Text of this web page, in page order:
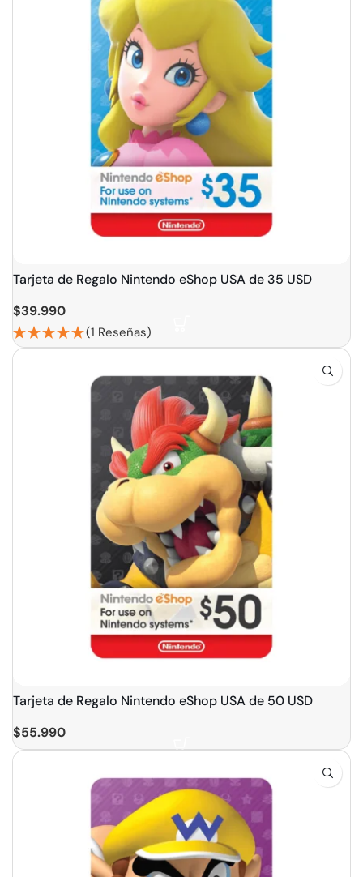
Tarjeta de Regalo Nintendo eShop USA de 35 USD
$39.990
(1 Reseñas)
Tarjeta de Regalo Nintendo eShop USA de 50 USD
$55.990